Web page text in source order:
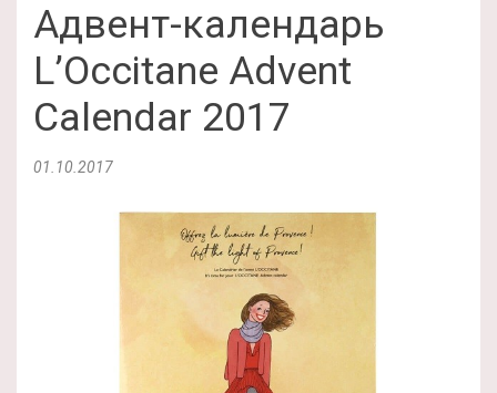
Адвент-календарь
L’Occitane Advent
Calendar 2017
01.10.2017